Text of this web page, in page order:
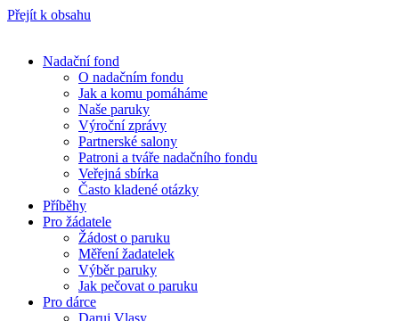
Přejít k obsahu
Nadační fond
O nadačním fondu
Jak a komu pomáháme
Naše paruky
Výroční zprávy
Partnerské salony
Patroni a tváře nadačního fondu
Veřejná sbírka
Často kladené otázky
Příběhy
Pro žádatele
Žádost o paruku
Měření žadatelek
Výběr paruky
Jak pečovat o paruku
Pro dárce
Daruj Vlasy